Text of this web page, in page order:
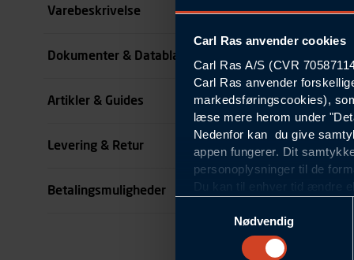
Carl Ras anvender cookies
Carl Ras A/S (CVR
Carl Ras anvender
markedsføringscookies),
læse mere herom under
Nedenfor kan du give
appen fungerer. Dit
personoplysninger til de
Du kan til enhver tid ændre
Statistikcookies
Carl Ras anvender
hjemmeside og apps,
Nødvendig
Størrelse
se all specifikationer
Varebeskrivelse
Dokumenter & Datablade
Artikler & Guides
Levering & Retur
Betalingsmuligheder